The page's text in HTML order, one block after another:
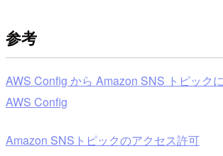
参考
AWS Config から Amazon SNS トピック
AWS Config
Amazon SNSトピックのアクセス許可